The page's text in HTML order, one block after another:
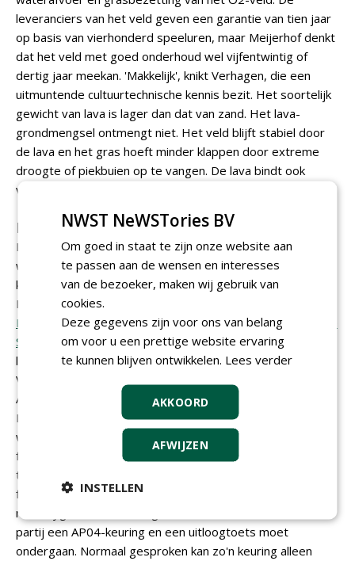
leveranciers van het veld geven een garantie van tien jaar
op basis van vierhonderd speeluren, maar Meijerhof denkt
dat het veld met goed onderhoud wel vijfentwintig of
dertig jaar meekan. 'Makkelijk', knikt Verhagen, die een
uitmuntende cultuurtechnische kennis bezit. Het soortelijk
gewicht van lava is lager dan dat van zand. Het lava-
grondmengsel ontmengt niet. Het veld blijft stabiel door
de lava en het gras hoeft minder klappen door extreme
droogte of piekbuien op te vangen. De lava bindt ook
voedingsstoffen.
Nieuwe wet- en regelgeving
Het mengen van lava door de toplaag van sportvelden
wordt al enkele jaren gedaan. Om landelijke dekking te
krijgen, werken de O2-leveranciers DCM, Kybys en Plann
ING samen met
Hoveniers, Hofmeijer,Bouma, Kramer,Rooden Landscape
Solutions, Van der Holst Wassenaar en Bras Fijnaart. Er
liggen nu O2-velden in Groningen, Aalten, Almere, Fijnaart,
Voorthuizen, Stellendam, Dirksland, Castricum, Heiloo,
Amsterdam en Lelystad. Maar volgens het Besluit
Bodemkwaliteit mag er alleen Lava Oxygen door de grond
worden gemengd als het herneembaar is of als er een
functioneel mengsel ontstaat. Peter Laan van DCM: 'De
toplaag met ons product Oxygen is gelukkig een
functioneel mengsel. Het mengsel moet wel
milieuhygiënisch worden gekeurd. Dit betekent dat een
partij een AP04-keuring en een uitloogtoets moet
ondergaan. Normaal gesproken kan zo'n keuring alleen
NWST NeWSTories BV
Om goed in staat te zijn onze website aan
te passen aan de wensen en interesses
van de bezoeker, maken wij gebruik van
cookies.
Deze gegevens zijn voor ons van belang
om voor u een prettige website ervaring
te kunnen blijven ontwikkelen. Lees verder
AKKOORD
AFWIJZEN
INSTELLEN